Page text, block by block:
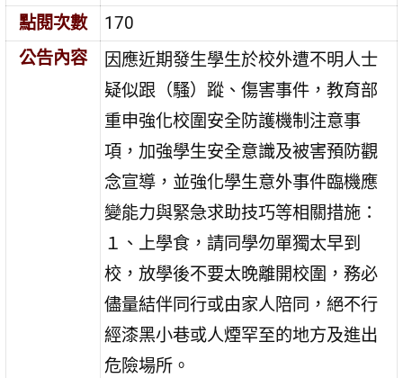
點閱次數
170
公告內容
因應近期發生學生於校外遭不明人士
疑似跟（騷）蹤、傷害事件，教育部
重申強化校圍安全防護機制注意事
項，加強學生安全意識及被害預防觀
念宣導，並強化學生意外事件臨機應
變能力與緊急求助技巧等相關措施：
１、上學食，請同學勿單獨太早到
校，放學後不要太晚離開校圍，務必
儘量結伴同行或由家人陪同，絕不行
經漆黑小巷或人煙罕至的地方及進出
危險場所。